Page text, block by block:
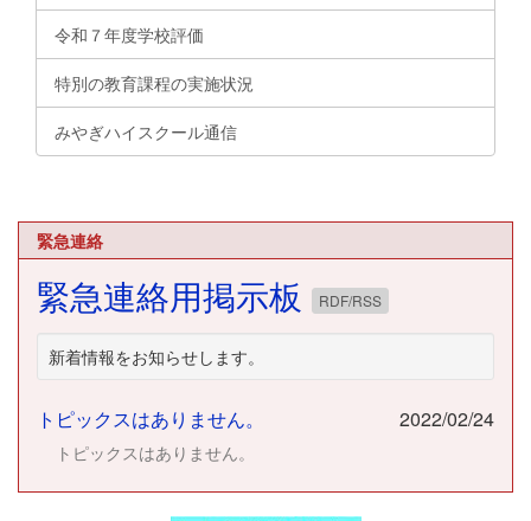
令和７年度学校評価
特別の教育課程の実施状況
みやぎハイスクール通信
緊急連絡
緊急連絡用掲示板 RDF/RSS
新着情報をお知らせします。
トピックスはありません。 2022/02/24
トピックスはありません。